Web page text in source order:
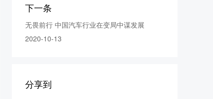
下一条
无畏前行 中国汽车行业在变局中谋发展
2020-10-13
分享到